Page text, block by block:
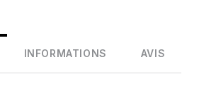
INFORMATIONS AVIS